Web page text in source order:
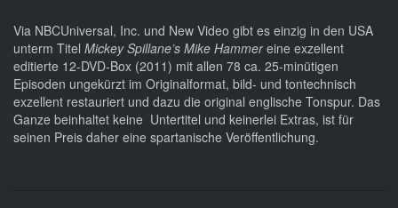
Via NBCUniversal, Inc. und New Video gibt es einzig in den USA
unterm Titel Mickey Spillane’s Mike Hammereine exzellent
editierte 12-DVD-Box (2011) mit allen 78 ca. 25-minütigen
Episoden ungekürzt im Originalformat, bild- und tontechnisch
exzellent restauriert und dazu die original englische Tonspur. Das
Ganze beinhaltet keine Untertitel und keinerlei Extras, ist für
seinen Preis daher eine spartanische Veröffentlichung.